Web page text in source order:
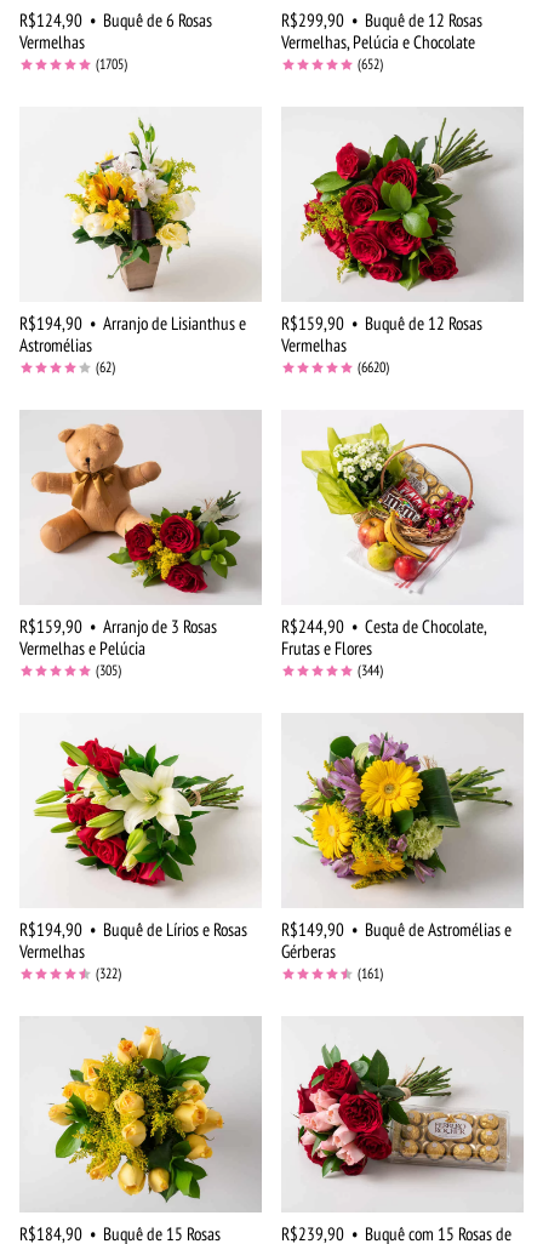
R$124,90 • Buquê de 6 Rosas
Vermelhas
(1705)
R$299,90 • Buquê de 12 Rosas
Vermelhas, Pelúcia e Chocolate
(652)
R$194,90 • Arranjo de Lisianthus e
Astromélias
(62)
R$159,90 • Buquê de 12 Rosas
Vermelhas
(6620)
R$159,90 • Arranjo de 3 Rosas
Vermelhas e Pelúcia
(305)
R$244,90 • Cesta de Chocolate,
Frutas e Flores
(344)
R$194,90 • Buquê de Lírios e Rosas
Vermelhas
(322)
R$149,90 • Buquê de Astromélias e
Gérberas
(161)
R$184,90 • Buquê de 15 Rosas
R$239,90 • Buquê com 15 Rosas de